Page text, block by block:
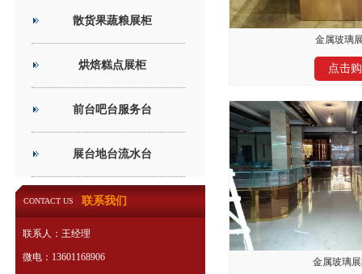
散货果蔬粮展柜
烘焙糕点展柜
前台吧台服务台
展台地台流水台
CONTACT US 联系我们
联系人：王经理
微电：13601168906
金属玻璃
点击
金属玻璃